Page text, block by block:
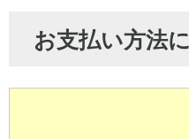
お支払い方法